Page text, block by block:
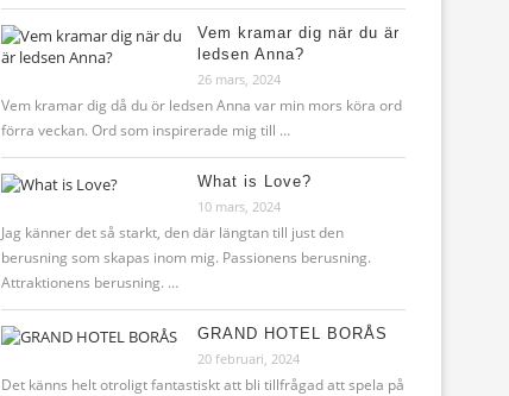
Vem kramar dig när du är
ledsen Anna?
26 mars, 2024
Vem kramar dig då du ör ledsen Anna var min mors köra ord
förra veckan. Ord som inspirerade mig till …
What is Love?
10 mars, 2024
Jag känner det så starkt, den där längtan till just den
berusning som skapas inom mig. Passionens berusning.
Attraktionens berusning. …
GRAND HOTEL BORÅS
20 februari, 2024
Det känns helt otroligt fantastiskt att bli tillfrågad att spela på